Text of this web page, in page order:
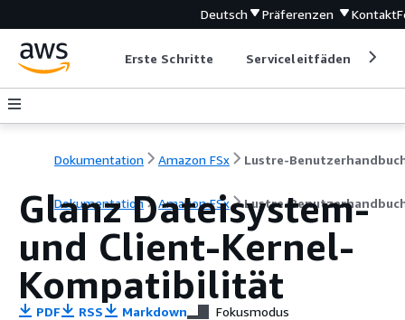
Deutsch Präferenzen Kontakt
Erste Schritte Serviceleitfäden
Dokumentation Amazon FSx Lustre-
Dokumentation Amazon FSx Lustre-
Glanz Dateisystem-
und Client-Kernel-
Kompatibilität
PDF RSS Markdown Fokusmodus